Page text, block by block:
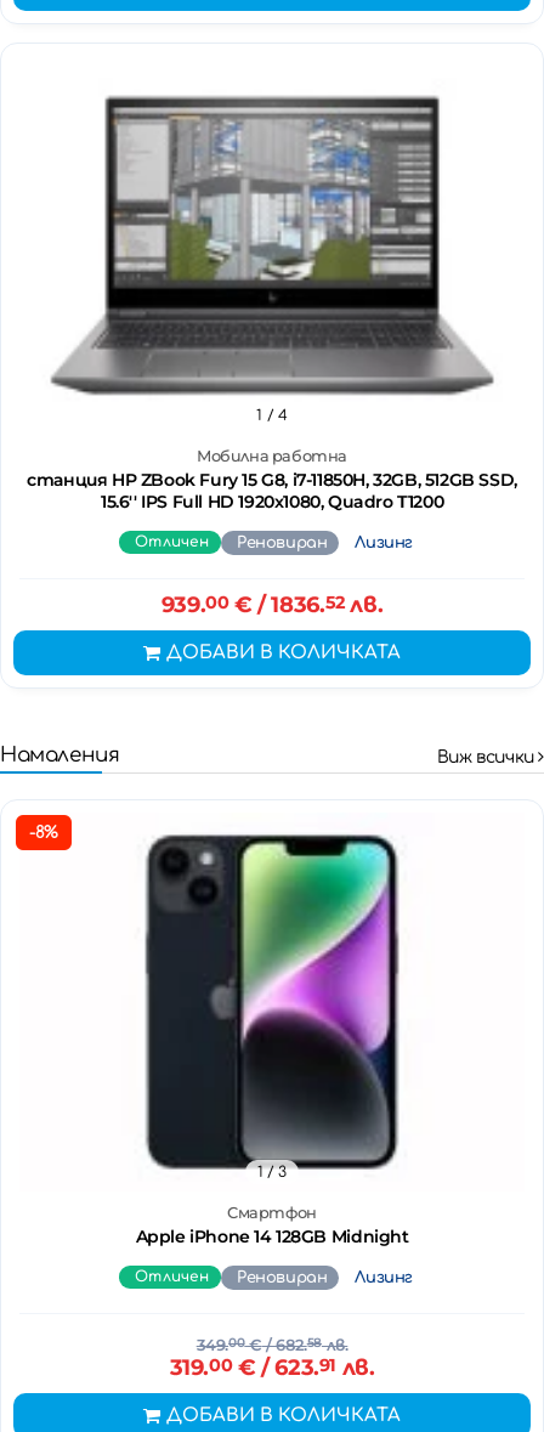
Мобилна работна
станция HP ZBook Fury 15 G8, i7-11850H, 32GB, 512GB SSD,
15.6'' IPS Full HD 1920x1080, Quadro T1200
1 / 4
Отличен Реновиран Лизинг
939.00€ / 1836.52лв.
ДОБАВИ В КОЛИЧКАТА
Намаления Виж всички
-8%
Смартфон
Apple iPhone 14 128GB Midnight
1/ 3
Отличен Реновиран Лизинг
349.00€/ 682.58лв.
319.00€ / 623.91 лв.
ДОБАВИ В КОЛИЧКАТА